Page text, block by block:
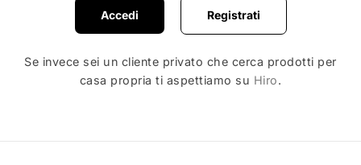
Accedi Registrati
Se invece sei un cliente privato che cerca prodotti per
casa propria ti aspettiamo su Hiro.